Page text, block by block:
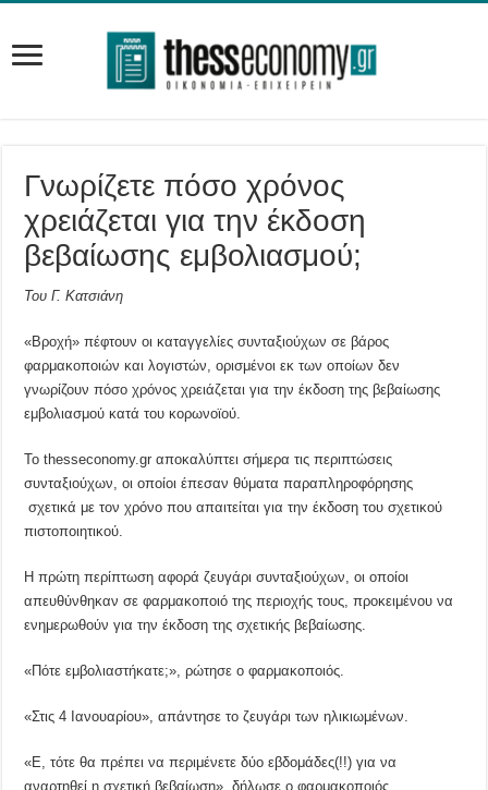
Γνωρίζετε πόσο χρόνος
χρειάζεται για την έκδοση
βεβαίωσης εμβολιασμού;
Του Γ. Κατσιάνη
«Βροχή» πέφτουν οι καταγγελίες συνταξιούχων σε βάρος
φαρμακοποιών και λογιστών, ορισμένοι εκ των οποίων δεν
γνωρίζουν πόσο χρόνος χρειάζεται για την έκδοση της βεβαίωσης
εμβολιασμού κατά του κορωνοϊού.
Το thesseconomy.gr αποκαλύπτει σήμερα τις περιπτώσεις
συνταξιούχων, οι οποίοι έπεσαν θύματα παραπληροφόρησης
σχετικά με τον χρόνο που απαιτείται για την έκδοση του σχετικού
πιστοποιητικού.
Η πρώτη περίπτωση αφορά ζευγάρι συνταξιούχων, οι οποίοι
απευθύνθηκαν σε φαρμακοποιό της περιοχής τους, προκειμένου να
ενημερωθούν για την έκδοση της σχετικής βεβαίωσης.
«Πότε εμβολιαστήκατε;», ρώτησε ο φαρμακοποιός.
«Στις 4 Ιανουαρίου», απάντησε το ζευγάρι των ηλικιωμένων.
«Ε, τότε θα πρέπει να περιμένετε δύο εβδομάδες(!!) για να
αναρτηθεί η σχετική βεβαίωση», δήλωσε ο φαρμακοποιός,